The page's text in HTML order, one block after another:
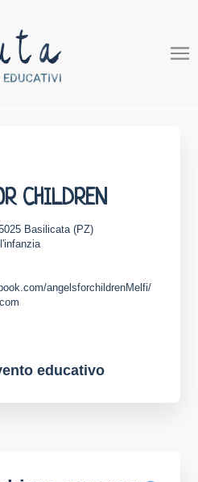
CHILDREN
Basilicata (PZ)
angelsforchildrenMelfi/
educativo